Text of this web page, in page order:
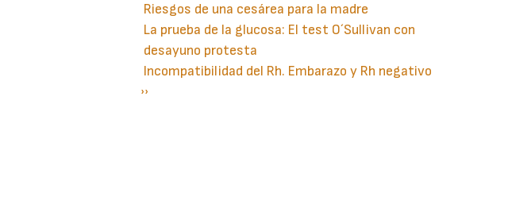
Riesgos de una cesárea para la madre
La prueba de la glucosa: El test O´Sullivan con
desayuno protesta
Incompatibilidad del Rh. Embarazo y Rh negativo
Paginación
Siguiente
››